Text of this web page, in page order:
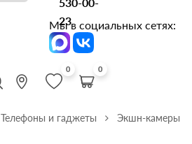
23
Мы в социальных сетях:
0 0
Телефоны и гаджеты Экшн-камеры